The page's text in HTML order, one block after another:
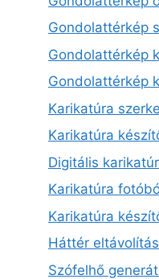
Gondolattérkép
Gondolattérkép
Gondolattérkép
Karikatúra
Karikatúra
Digitális
Karikatúra
Karikatúra
Háttér
Szófelhő